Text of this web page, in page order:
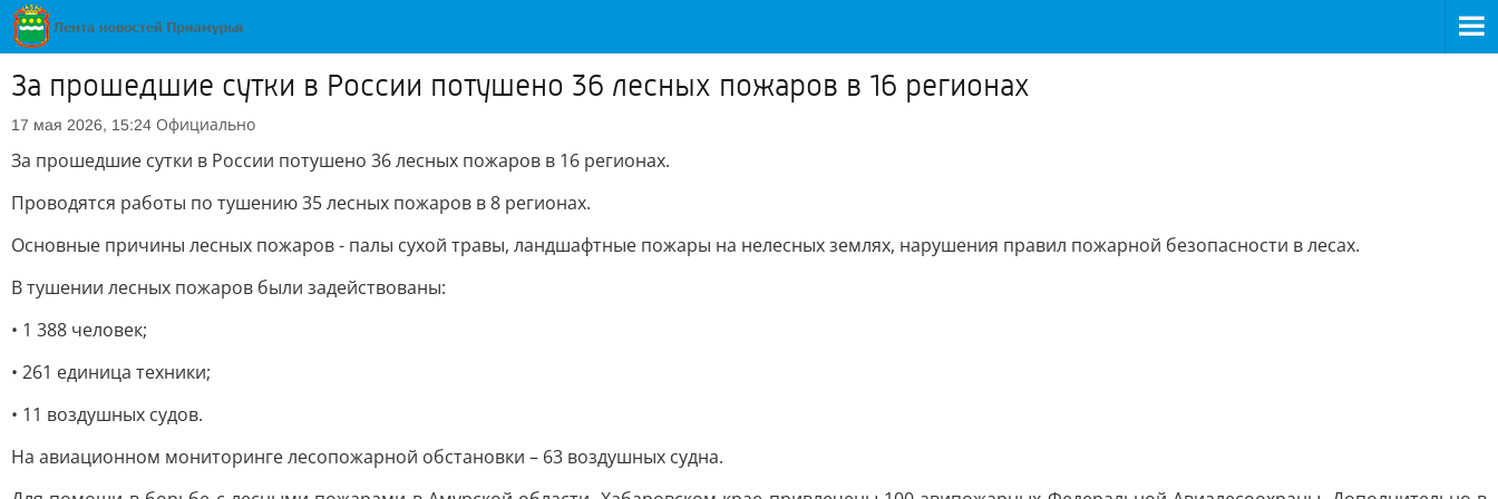
За прошедшие сутки в России потушено 36 лесных пожаров в 16 регионах
17 мая 2026, 15:24 Официально
За прошедшие сутки в России потушено 36 лесных пожаров в 16 регионах.
Проводятся работы по тушению 35 лесных пожаров в 8 регионах.
Основные причины лесных пожаров - палы сухой травы, ландшафтные пожары на нелесных землях, нарушения правил пожарной безопасности в лесах.
В тушении лесных пожаров были задействованы:
• 1 388 человек;
• 261 единица техники;
• 11 воздушных судов.
На авиационном мониторинге лесопожарной обстановки – 63 воздушных судна.